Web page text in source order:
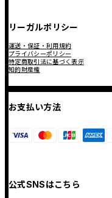
リーガルポリシー
運送・保証・利用規約
プライバシーポリシー
特定商取引法に基づく表示
知的財産権
お支払い方法
公式SNSはこちら